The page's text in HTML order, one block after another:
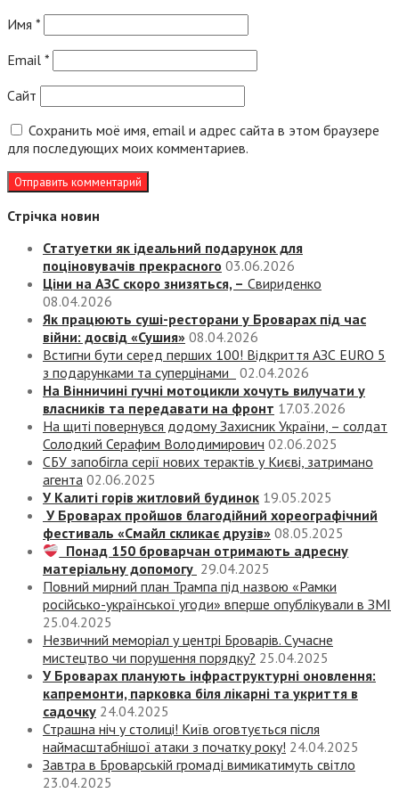
Имя *
Email *
Сайт
Сохранить моё имя, email и адрес сайта в этом браузере
для последующих моих комментариев.
Стрічка новин
Статуетки як ідеальний подарунок для
поціновувачів прекрасного 03.06.2026
Ціни на АЗС скоро знизяться, – Свириденко
08.04.2026
Як працюють суші-ресторани у Броварах під час
війни: досвід «Сушия» 08.04.2026
Встигни бути серед перших 100! Відкриття АЗС EURO 5
з подарунками та суперцінами
02.04.2026
На Вінничині гучні мотоцикли хочуть вилучати у
власників та передавати на фронт 17.03.2026
На щиті повернувся додому Захисник України, – солдат
Солодкий Серафим Володимирович 02.06.2025
СБУ запобігла серії нових терактів у Києві, затримано
агента 02.06.2025
У Калиті горів житловий будинок 19.05.2025
У Броварах пройшов благодійний хореографічний
фестиваль «Смайл скликає друзів» 08.05.2025
Понад 150 броварчан отримають адресну
матеріальну допомогу 29.04.2025
Повний мирний план Трампа під назвою «‎Рамки
російсько-української угоди» вперше опублікували в ЗМІ
25.04.2025
Незвичний меморіал у центрі Броварів. Сучасне
мистецтво чи порушення порядку? 25.04.2025
У Броварах планують інфраструктурні оновлення:
капремонти, парковка біля лікарні та укриття в
садочку 24.04.2025
Страшна ніч у столиці! Київ оговтується після
наймасштабнішої атаки з початку року! 24.04.2025
Завтра в Броварській громаді вимикатимуть світло
23.04.2025